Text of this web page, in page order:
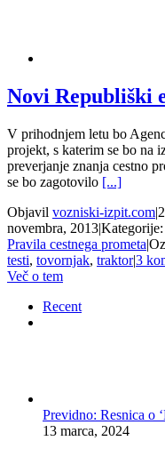
Novi Republiški
V prihodnjem letu bo
projekt, s katerim se bo na
preverjanje znanja cestno
se bo zagotovilo [...]
Objavil vozniski-izpit.com|
novembra, 2013|Kategorije:
Pravila cestnega prometa|
testi, tovornjak, traktor|3
Več o tem
Recent
Previdno: Resnica o
13 marca, 2024